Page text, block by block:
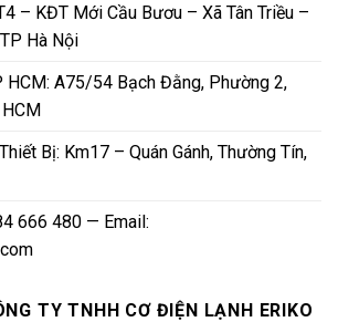
– KĐT Mới Cầu Bươu – Xã Tân Triều –
Hà Nội
HCM: A75/54 Bạch Đằng, Phường 2,
Bị: Km17 – Quán Gánh, Thường Tín,
666 480 — Email:
TY TNHH CƠ ĐIỆN LẠNH ERIKO